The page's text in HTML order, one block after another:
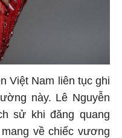
Việt Nam liên tục ghi
này. Lê Nguyễn
sử khi đăng quang
về chiếc vương